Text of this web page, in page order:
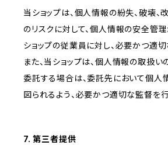
当ショップは、個人情報の紛失、破壊
のリスクに対して、個人情報の安全管理
ショップの従業員に対し、必要かつ適切
また、当ショップは、個人情報の取扱
委託する場合は、委託先において個人
図られるよう、必要かつ適切な監督を行
7. 第三者提供